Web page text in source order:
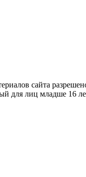
cайта
для лиц младше 16